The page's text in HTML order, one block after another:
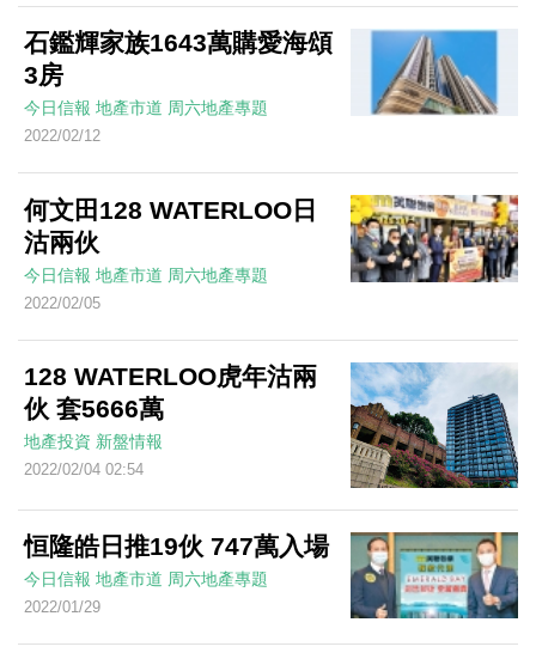
石鑑輝家族1643萬購愛海頌
3房
今日信報 地產市道 周六地產專題
2022/02/12
何文田128 WATERLOO日
沽兩伙
今日信報 地產市道 周六地產專題
2022/02/05
128 WATERLOO虎年沽兩
伙 套5666萬
地產投資 新盤情報
2022/02/04 02:54
恒隆皓日推19伙 747萬入場
今日信報 地產市道 周六地產專題
2022/01/29